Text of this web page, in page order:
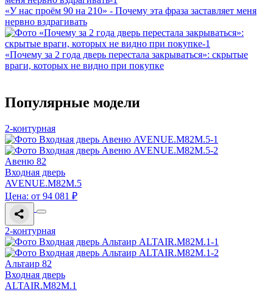
«У нас проём 90 на 210» - Почему эта фраза заставляет меня
нервно вздрагивать
«Почему за 2 года дверь перестала закрываться»: скрытые
враги, которых не видно при покупке
Популярные модели
2-контурная
Авеню 82
Входная дверь
AVENUE.M82M.5
Цена: от 94 081 ₽
2-контурная
Альтаир 82
Входная дверь
ALTAIR.M82M.1